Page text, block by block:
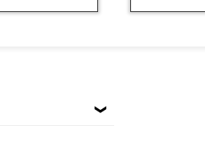
dålig information